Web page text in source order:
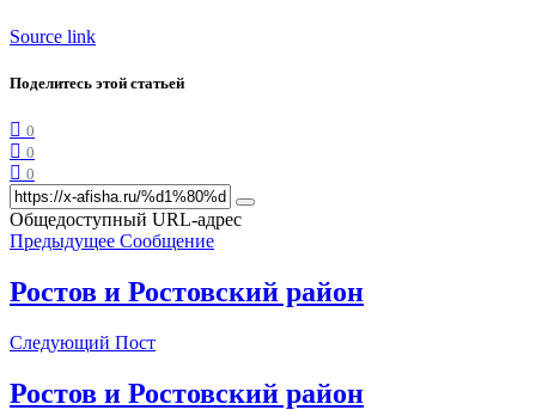
Source link
Поделитесь этой статьей
0
0
0
Общедоступный URL-адрес
Предыдущее Сообщение
Ростов и Ростовский район
Следующий Пост
Ростов и Ростовский район